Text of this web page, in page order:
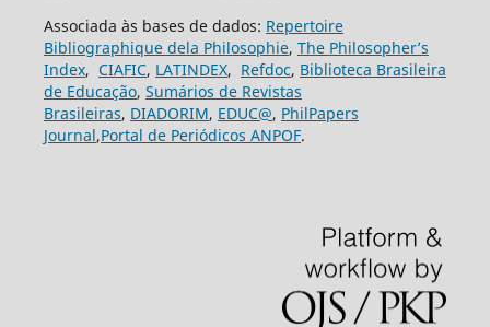
Associada às bases de dados: Repertoire
Bibliographique dela Philosophie, The Philosopher’s
Index, CIAFIC, LATINDEX, Refdoc, Biblioteca Brasileira
de Educação, Sumários de Revistas
Brasileiras, DIADORIM, EDUC@, PhilPapers
Journal,Portal de Periódicos ANPOF.